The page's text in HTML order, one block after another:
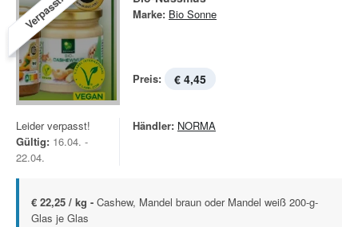
Verpasst! Marke: Bio Sonne
Preis: € 4,45
Leider verpasst!
Gültig: 16.04. -
22.04.
Händler: NORMA
€ 22,25 / kg - Cashew, Mandel braun oder Mandel weiß 200-g-
Glas je Glas